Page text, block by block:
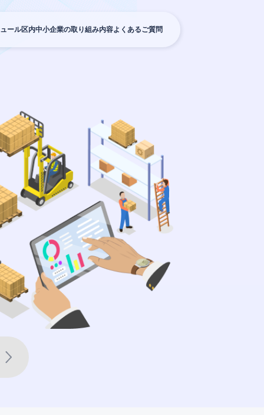
ール区内中小企業の取り組み内容よくあるご質問